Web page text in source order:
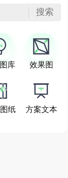
搜索
库 效果图
纸 方案文本